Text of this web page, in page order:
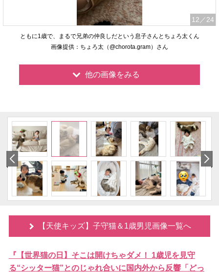
12 ／24
ともに1歳で、まるで兄弟の仲良しだという息子さんとちょろ太くん
画像提供：ちょろ太（@chorota.gram）さん
他の画像をみる
【天使キッズ】子守猫＆1歳男児画像一覧へ
『【世界猫の日】そこは開けちゃダメ！ 1歳児を見守
る“シッター猫”とのじゃれ合いに国内外から反響「どっ